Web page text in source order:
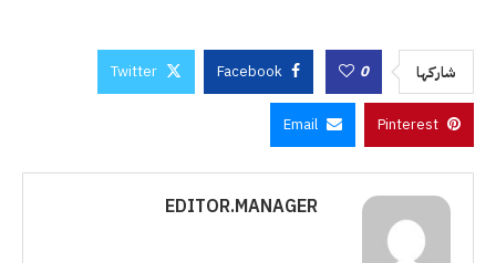
شاركها 0
Facebook
Twitter
Pinterest
Email
EDITOR.MANAGER